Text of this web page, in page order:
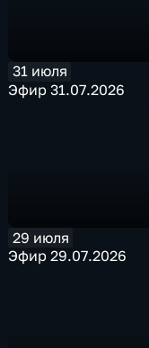
31 июля
Эфир 31.07.2026
29 июля
Эфир 29.07.2026